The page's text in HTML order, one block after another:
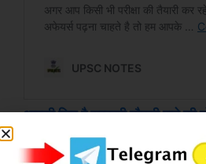
आपकी जिद है सरकारी नौकरी पाने
Group एवं Telegram चैनल को